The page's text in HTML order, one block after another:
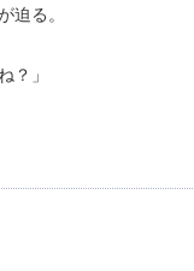
迫る。
？」